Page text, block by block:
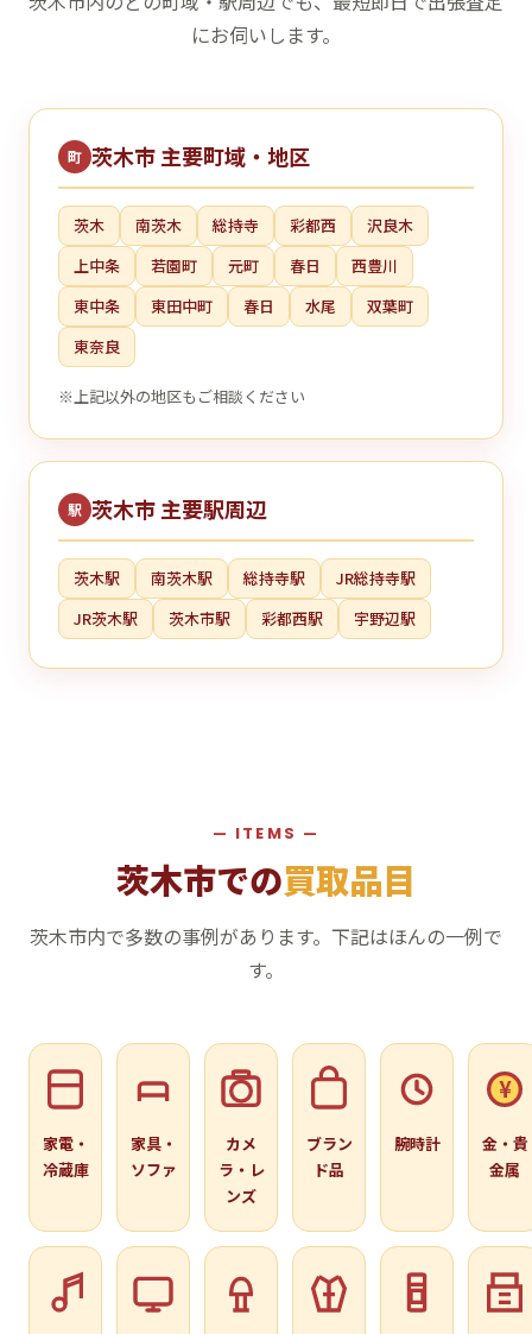
にお伺いします。
町 茨木市 主要町域・地区
茨木 南茨木 総持寺 彩都西
沢良木
上中条
若園町 元町 春日
西豊川
東中条
東田中町 春日 水尾
双葉町
東奈良
※上記以外の地区もご相談ください
駅 茨木市 主要駅周辺
茨木駅 南茨木駅 総持寺駅
JR総持寺駅
JR茨木駅
茨木市駅 彩都西駅 宇野辺駅
— ITEMS —
茨木市での買取品目
茨木市内で多数の事例があります。下記はほんの一例で
す。
家電・
冷蔵庫
家具・
ソファ
カメ
ラ・レ
ンズ
ブラン
ド品
腕時計
¥
金・貴
金属